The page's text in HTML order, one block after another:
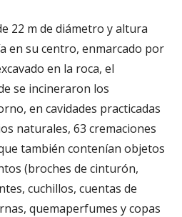
22 m de diámetro y altura
en su centro, enmarcado por
en la roca, el
se incineraron los
en cavidades practicadas
naturales, 63 cremaciones
también contenían objetos
(broches de cinturón,
cuchillos, cuentas de
quemaperfumes y copas